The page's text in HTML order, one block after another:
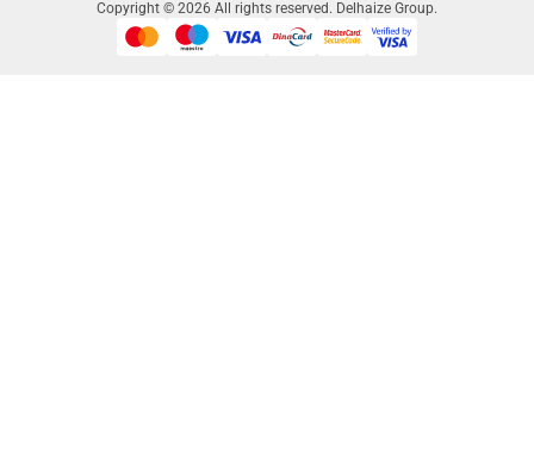
Copyright © 2026 All rights reserved. Delhaize Group.